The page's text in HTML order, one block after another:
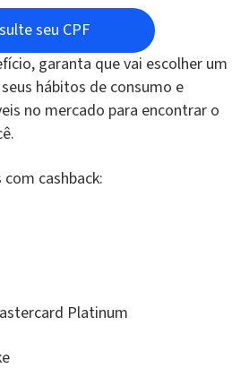
seu CPF
garanta que vai escolher um
hábitos de consumo e
no mercado para encontrar o
cashback:
Platinum